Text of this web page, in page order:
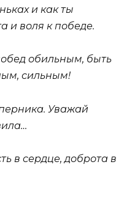
и как ты
и воля к победе.
обильным, быть
сильным!
Уважай
в сердце, доброта в